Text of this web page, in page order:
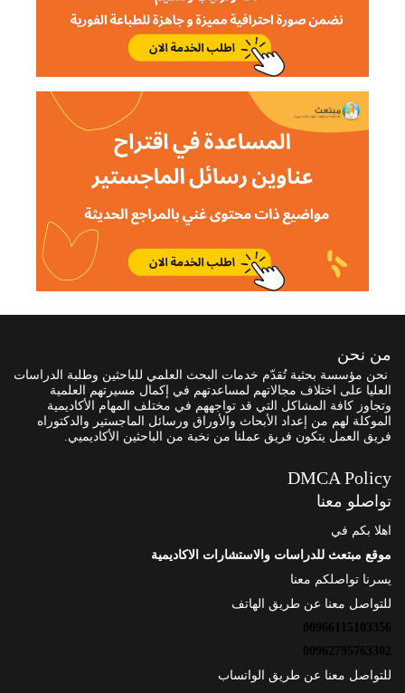
من نحن
نحن مؤسسة بحثية تُقدّم خدمات البحث العلمي للباحثين وطلبة الدراسات
العليا على اختلاف مجالاتهم لمساعدتهم في إكمال مسيرتهم العلمية
وتجاوز كافة المشاكل التي قد تواجههم في مختلف المهام الأكاديمية
الموكلة لهم من إعداد الأبحاث والأوراق ورسائل الماجستير والدكتوراه
فريق العمل يتكون فريق عملنا من نخبة من الباحثين الأكاديميي.
DMCA Policy
تواصلو معنا
اهلا بكم في
موقع مبتعث للدراسات والاستشارات الاكاديمية
يسرنا تواصلكم معنا
للتواصل معنا عن طريق الهاتف
00966115103356
00962795763302
للتواصل معنا عن طريق الواتساب